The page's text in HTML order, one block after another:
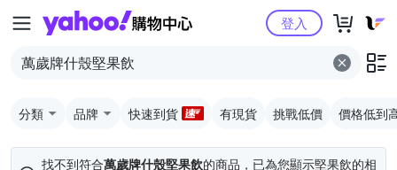
Yahoo購物中心登入
分類 品牌 快速到貨 有現貨 挑戰低價 價格低到
找不到符合萬歲牌什殼堅果飲的商品，已為您顯示堅果飲的相